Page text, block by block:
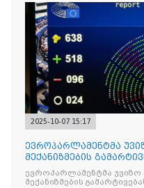
2025-10-07 15:17
ევროპარლამენტმა
მექანიზმების
ევროპარლამენტმა უვიზო
მექანიზმების